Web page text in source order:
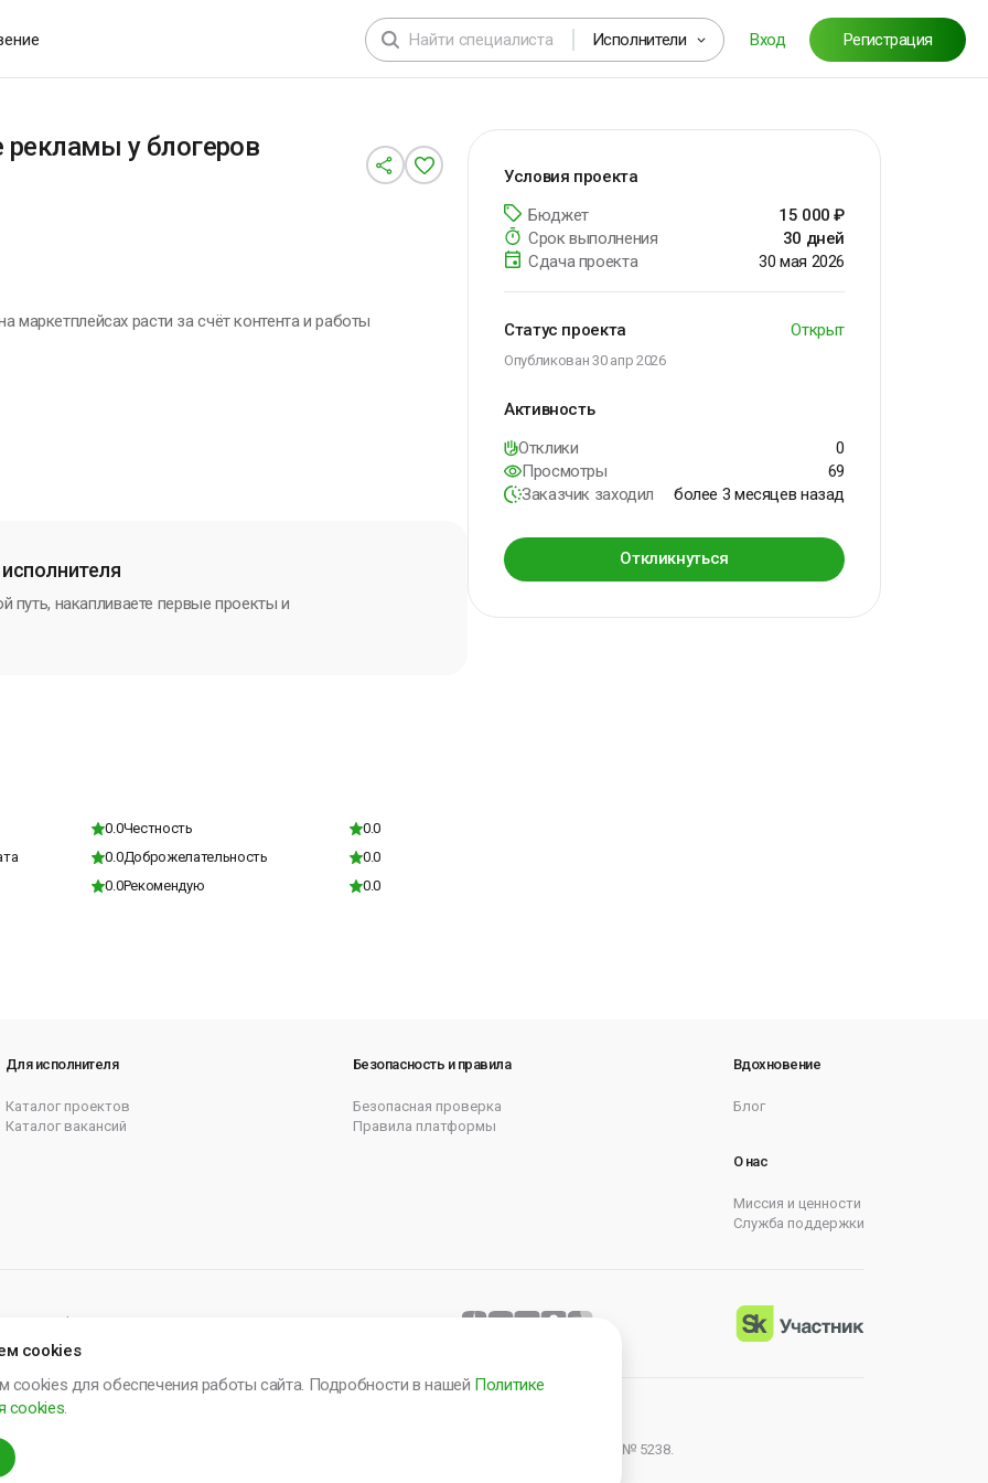
Исполнители Вход Регистрация
рекламы у блогеров
маркетплейсах расти за счёт контента и работы
путь, накапливаете первые проекты и
0.0
0.0
0.0
Честность
0.0
Доброжелательность
0.0
Рекомендую
0.0
Условия проекта
Бюджет
15 000 ₽
Срок выполнения
30 дней
Сдача проекта
30 мая 2026
Статус проекта Открыт
Опубликован 30 апр 2026
Активность
Отклики
0
Просмотры
69
Заказчик заходил
более 3 месяцев назад
Откликнуться
Для исполнителя
Каталог проектов
Каталог вакансий
Безопасность и правила
Безопасная проверка
Правила платформы
Вдохновение
Блог
О нас
Миссия и ценности
Служба поддержки
cookie
№ 2025665571. Компания включена в Реест Малых технологический компаний России № 5238.
cookies
cookies для обеспечения работы сайта. Подробности в нашей Политике
cookies.